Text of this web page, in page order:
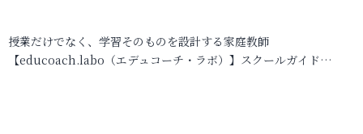
授業だけでなく、学習そのものを設計する家庭教師
【educoach.labo（エデュコーチ・ラボ）】スクールガイド…